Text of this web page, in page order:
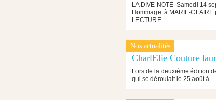
LA DIVE NOTE Samedi 14
Hommage à MARIE-CLAIRE
LECTURE…
Nos actualités
28 août 2019
CharlElie Couture
Lors de la deuxième édition
qui se déroulait le 25 août à…